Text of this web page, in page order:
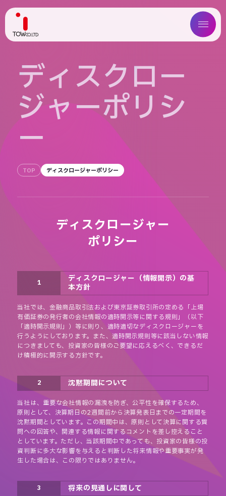
ABOUT US
SERVICE
WORKS
MAGAZINE
COMPANY
IR
ディ スク ロー
ジャ ーポリ シ
ー
TOP ディスクロージャーポリシー
ディスクロージャー
ポリシー
1
ディスクロージャー（情報開示）の基
本方針
当社では、金融商品取引法および東京証券取引所の定める「上場
有価証券の発行者の会社情報の適時開示等に関する規則」（以下
「適時開示規則」）等に則り、適時適切なディスクロージャーを
行うようにしております。また、適時開示規則等に該当しない情報
につきましても、投資家の皆様のご要望に応えるべく、できるだ
け積極的に開示する方針です。
2 沈黙期間について
当社は、重要な会社情報の漏洩を防ぎ、公平性を確保するため、
原則として、決算期日の2週間前から決算発表日までの一定期間を
沈黙期間としています。この期間中は、原則として決算に関する質
問への回答や、関連する情報に関するコメントを差し控えること
としています。ただし、当該期間中であっても、投資家の皆様の投
資判断に多大な影響を与えると判断した将来情報や重要事実が発
生した場合は、この限りではありません。
3 将来の見通しに関して